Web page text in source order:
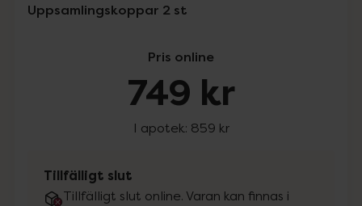
Uppsamlingskoppar 2 st
Pris online
749 kr
I apotek: 859 kr
Tillfälligt slut
Tillfälligt slut online. Varan kan finnas i